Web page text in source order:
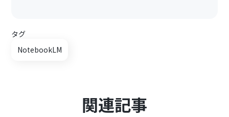
タグ
NotebookLM
関連記事